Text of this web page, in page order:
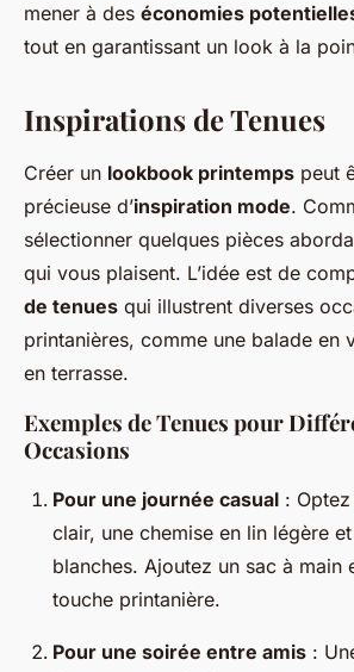
mener à des économies
tout en garantissant un look à la
Inspirations de Tenues
Créer un lookbook printemps peut
précieuse d’inspiration mode.
sélectionner quelques pièces
qui vous plaisent. L’idée est de
de tenues qui illustrent diverses
printanières, comme une balade en
en terrasse.
Exemples de Tenues pour
Occasions
Pour une journée casual :
clair, une chemise en lin légère
blanches. Ajoutez un sac à main
touche printanière.
Pour une soirée entre amis :